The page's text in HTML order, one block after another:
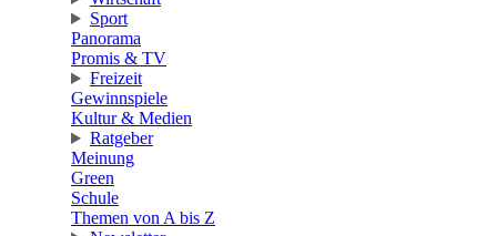
Sport
Panorama
Promis & TV
Freizeit
Gewinnspiele
Kultur & Medien
Ratgeber
Meinung
Green
Schule
Themen von A bis Z